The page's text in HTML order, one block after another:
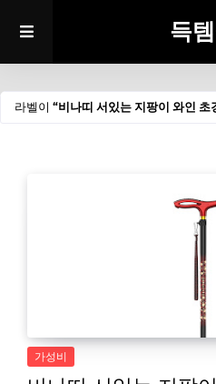
득
라벨이 비나띠 서있는 지팡이 와인 초
가성비